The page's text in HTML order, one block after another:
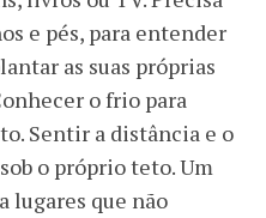
e pés, para entender
as suas próprias
o frio para
Sentir a distância e o
o próprio teto. Um
lugares que não